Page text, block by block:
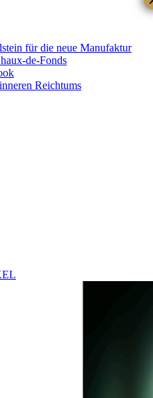
für die neue Manufaktur
de-Fonds
Reichtums